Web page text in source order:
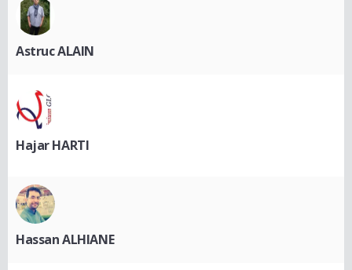
Astruc ALAIN
Hajar HARTI
Hassan ALHIANE